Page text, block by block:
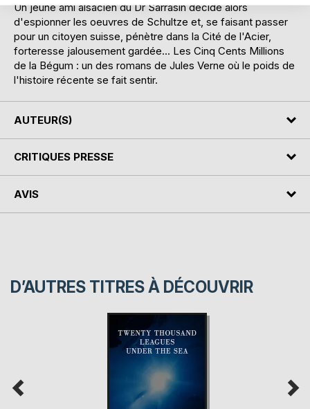
Un jeune ami alsacien du Dr Sarrasin décide alors
d'espionner les oeuvres de Schultze et, se faisant passer
pour un citoyen suisse, pénètre dans la Cité de l'Acier,
forteresse jalousement gardée... Les Cinq Cents Millions
de la Bégum : un des romans de Jules Verne où le poids de
l'histoire récente se fait sentir.
AUTEUR(S)
CRITIQUES PRESSE
AVIS
D’AUTRES TITRES À DÉCOUVRIR